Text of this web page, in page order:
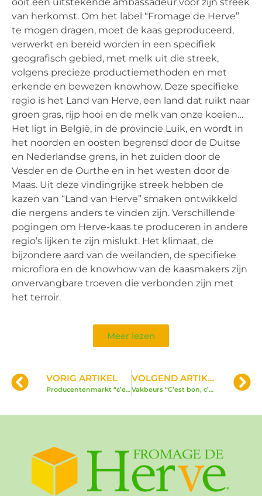
van herkomst. Om het label “Fromage de Herve”
te mogen dragen, moet de kaas geproduceerd,
verwerkt en bereid worden in een specifiek
geografisch gebied, met melk uit die streek,
volgens precieze productiemethoden en met
erkende en bewezen knowhow. Deze specifieke
regio is het Land van Herve, een land dat ruikt naar
groen gras, rijp hooi en de melk van onze koeien…
Het ligt in België, in de provincie Luik, en wordt in
het noorden en oosten begrensd door de Duitse
en Nederlandse grens, in het zuiden door de
Vesder en de Ourthe en in het westen door de
Maas. Uit deze vindingrijke streek hebben de
kazen van “Land van Herve” smaken ontwikkeld
die nergens anders te vinden zijn. Verschillende
pogingen om Herve-kaas te produceren in andere
regio’s lijken te zijn mislukt. Het klimaat, de
bijzondere aard van de weilanden, de specifieke
microflora en de knowhow van de kaasmakers zijn
onvervangbare troeven die verbonden zijn met
het terroir.
Meer lezen
VORIG ARTIKEL
Producentenmarkt “c’est bon c’est Wallon”
VOLGEND ARTIKEL
Vakbeurs “C’est bon, c’est Wallon !”